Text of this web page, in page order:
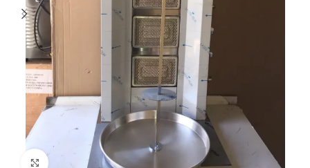
Клацніть, щоб збільшити